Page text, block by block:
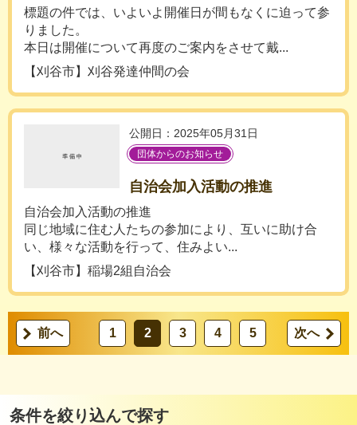
標題の件では、いよいよ開催日が間もなくに迫って参
りました。
本日は開催について再度のご案内をさせて戴...
【刈谷市】刈谷発達仲間の会
公開日：2025年05月31日
団体からのお知らせ
自治会加入活動の推進
自治会加入活動の推進
同じ地域に住む人たちの参加により、互いに助け合
い、様々な活動を行って、住みよい...
【刈谷市】稲場2組自治会
前へ 1 2 3 4 5 次へ
条件を絞り込んで探す